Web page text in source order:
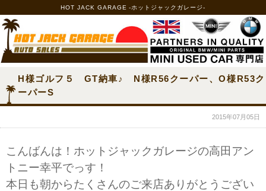
HOT JACK GARAGE -ホットジャックガレージ-
H様ゴルフ５ GT納車♪ N様R56クーパー、O様R53ク
ーパーS
2015年07月05日
こんばんは！ホットジャックガレージの高田アン
トニー幸平でっす！
本日も朝からたくさんのご来店ありがとうござい